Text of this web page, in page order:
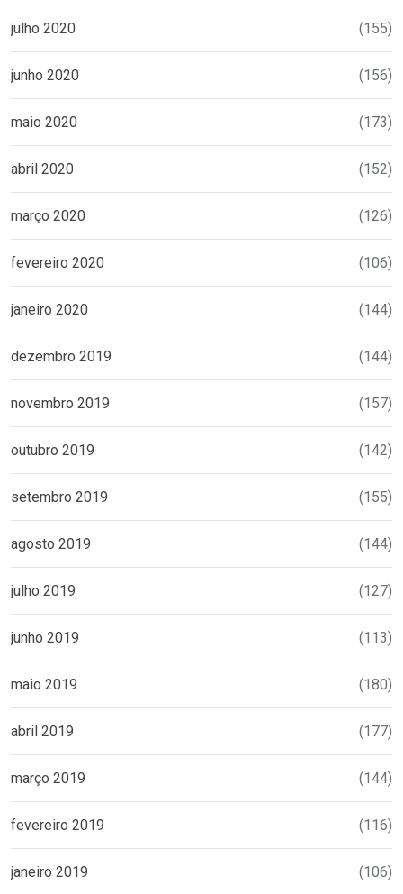
julho 2020 (155)
junho 2020 (156)
maio 2020 (173)
abril 2020 (152)
março 2020 (126)
fevereiro 2020 (106)
janeiro 2020 (144)
dezembro 2019 (144)
novembro 2019 (157)
outubro 2019 (142)
setembro 2019 (155)
agosto 2019 (144)
julho 2019 (127)
junho 2019 (113)
maio 2019 (180)
abril 2019 (177)
março 2019 (144)
fevereiro 2019 (116)
janeiro 2019 (106)